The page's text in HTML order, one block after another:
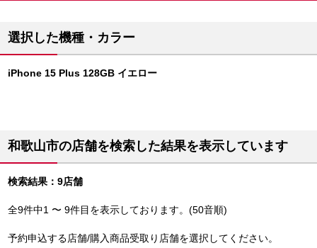
選択した機種・カラー
iPhone 15 Plus 128GB イエロー
和歌山市の店舗を検索した結果を表示しています
検索結果：9店舗
全9件中1 〜 9件目を表示しております。(50音順)
予約申込する店舗/購入商品受取り店舗を選択してください。